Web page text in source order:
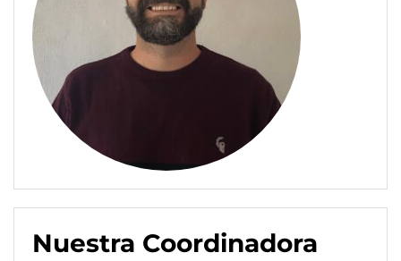
Nuestra Coordinadora